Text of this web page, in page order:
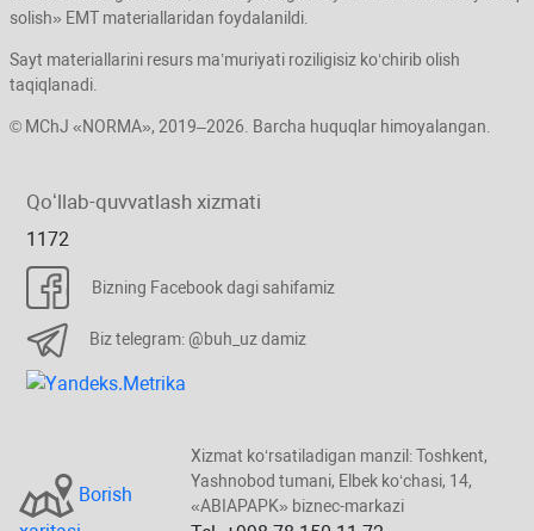
solish» EMT materiallaridan foydalanildi.
Sayt materiallarini resurs ma’muriyati roziligisiz koʻchirib olish
taqiqlanadi.
© MChJ «NORMA», 2019–2026. Barcha huquqlar himoyalangan.
Qoʻllab-quvvatlash хizmati
1172
Bizning Facebook dagi sahifamiz
Biz telegram: @buh_uz damiz
Borish
Xizmat koʻrsatiladigan manzil: Toshkent,
Yashnobod tumani, Elbek koʻchasi, 14,
«ABIAPAPK» biznec-markazi